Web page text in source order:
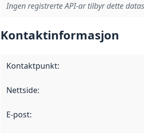
Ingen registrerte API-ar tilbyr dette
Kontaktinformasjon
Kontaktpunkt:
Nettside:
E-post: